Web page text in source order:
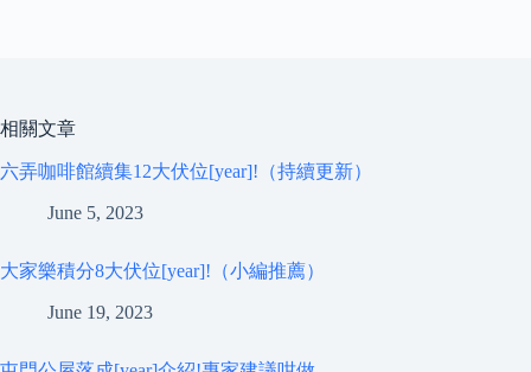
相關文章
六弄咖啡館續集12大伏位[year]!（持續更新）
June 5, 2023
大家樂積分8大伏位[year]!（小編推薦）
June 19, 2023